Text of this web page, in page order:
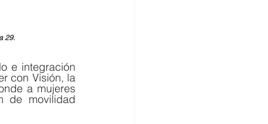
29.
e integración
con Visión, la
a mujeres
de movilidad